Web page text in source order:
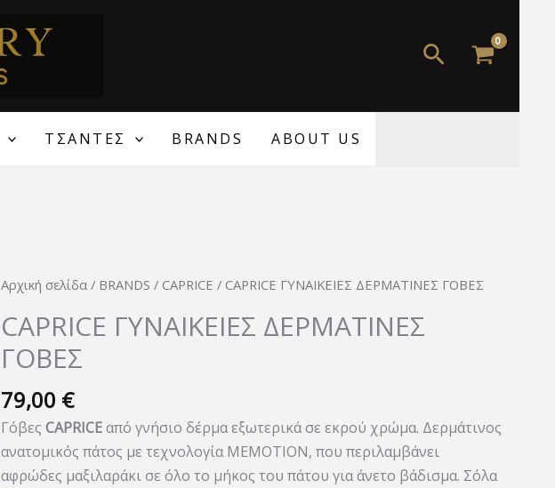
Αναζήτηση
ΤΣΑΝΤΕΣ BRANDS ABOUT US
Αρχική σελίδα/ BRANDS / CAPRICE / CAPRICE ΓΥΝΑΙΚΕΙΕΣ ΔΕΡΜΑΤΙΝΕΣ ΓΟΒΕΣ
CAPRICE ΓΥΝΑΙΚΕΙΕΣ ΔΕΡΜΑΤΙΝΕΣ
ΓΟΒΕΣ
79,00 €
Γόβες CAPRICEαπό γνήσιο δέρμα εξωτερικά σε εκρού χρώμα. Δερμάτινος
ανατομικός πάτος με τεχνολογία MEMOTION, που περιλαμβάνει
αφρώδες μαξιλαράκι σε όλο το μήκος του πάτου για άνετο βάδισμα. Σόλα
CAPRICE
ΔΕΡΜΑΤΙΝΕΣ
ΓΟΒΕΣ